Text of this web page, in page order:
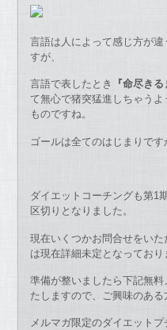
言語は人によって感じ方が
すが、
言語で表したとき 『命尽き
て無心で猪突猛進しちゃう
ものですね。
ゴールは全てのはじまりです
ダイエットコーチングも第1
区切りとなりました。
現在いくつかお問合せをい
は現在詳細未定となっており
準備が整いましたら下記無
たしますので、ご興味のある
メルマガ限定のダイエットプ